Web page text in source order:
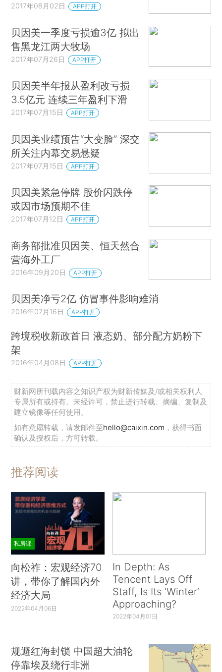
2017年08月02日 APP打开
贝因美一季度亏损逾3亿 拟出
售黑龙江两大牧场
2017年07月26日 APP打开
贝因美半年报从盈利改亏损
3.5亿元 连续三年盈利下滑
2017年07月15日 APP打开
贝因美业绩预告“大变脸” 深交
所关注内幕交易悬疑
2017年07月15日 APP打开
贝因美紧急停牌 股价闪跌停
或因市场预期不佳
2017年07月12日 APP打开
商务部批准贝因美、恒天然合
营海外工厂
2016年09月20日 APP打开
贝因美净亏2亿 仿冒事件影响难消
2016年07月16日 APP打开
跨境税收新政首日 液态奶、部分配方奶粉下
架
2016年04月08日 APP打开
财新网所刊载内容之知识产权为财新传媒及/或相关权利人
专属所有或持有。未经许可，禁止进行转载、摘编、复制及
建立镜像等任何使用。
如有意愿转载，请发邮件至hello@caixin.com ，获得书面
确认及授权后，方可转载。
推荐阅读
私房课
向松祚：宏观经济70
讲，带你了解国内外
经济大局
2022年04月06日
In Depth: As
Tencent Lays Off
Staff, Is Its ‘Winter’
Approaching?
2022年04月01日
规避红海封锁 中国超大油轮
停靠埃及绕行非洲